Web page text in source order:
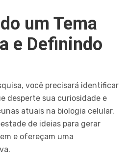
um Tema
e Definindo
você precisará identificar
desperte sua curiosidade e
atuais na biologia celular.
de ideias para gerar
e ofereçam uma